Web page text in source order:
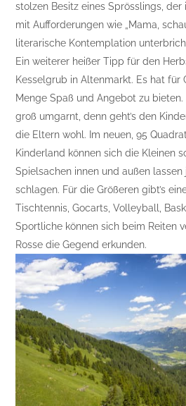
stolzen Besitz eines Sprösslings,
mit Aufforderungen wie „Mama,
literarische Kontemplation
Ein weiterer heißer Tipp für den
Kesselgrub in Altenmarkt. Es hat für
Menge Spaß und Angebot zu
groß umgarnt, denn geht’s den
die Eltern wohl. Im neuen, 95
Kinderland können sich die Kleinen
Spielsachen innen und außen
schlagen. Für die Größeren gibt’s
Tischtennis, Gocarts, Volleyball,
Sportliche können sich beim Reiten
Rosse die Gegend erkunden.